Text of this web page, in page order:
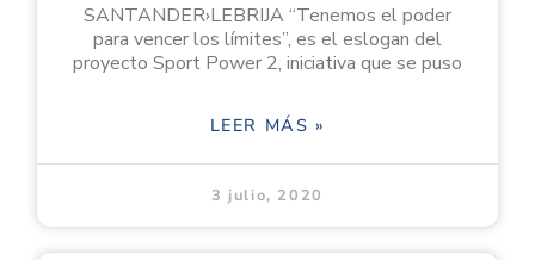
SANTANDER›LEBRIJA “Tenemos el poder
para vencer los límites”, es el eslogan del
proyecto Sport Power 2, iniciativa que se puso
LEER MÁS »
3 julio, 2020